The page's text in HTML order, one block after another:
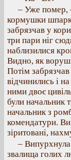
– Уже помер,
кормушки
забрязчав у
три пари ніг
наблизилися
Видно, як
Потім
відчинились і
ними двоє
були начальник
начальник з
комендатури.
зіритовані,
–
звалища голих